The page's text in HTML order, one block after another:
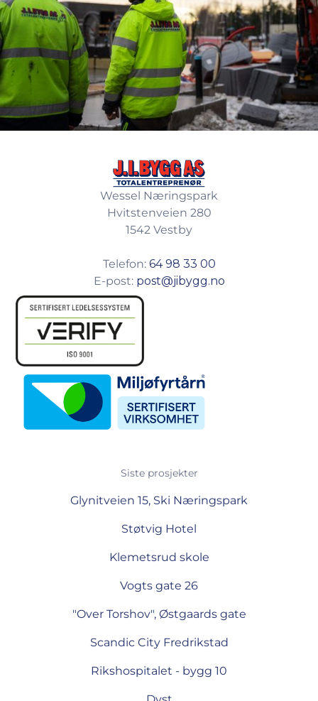
Wessel Næringspark
Hvitstenveien 280
1542 Vestby
Telefon: 64 98 33 00
E-post: post@jibygg.no
Siste prosjekter
Glynitveien 15, Ski Næringspark
Støtvig Hotel
Klemetsrud skole
Vogts gate 26
"Over Torshov", Østgaards gate
Scandic City Fredrikstad
Rikshospitalet - bygg 10